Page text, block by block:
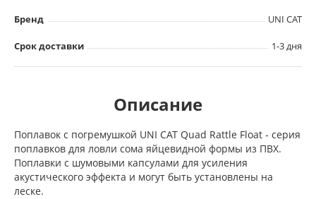
Бренд UNI CAT
Срок доставки 1-3 дня
Описание
Поплавок с погремушкой UNI CAT Quad Rattle Float - серия
поплавков для ловли сома яйцевидной формы из ПВХ.
Поплавки с шумовыми капсулами для усиления
акустического эффекта и могут быть установлены на
леске.